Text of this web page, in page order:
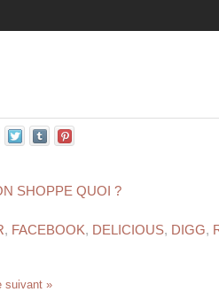
SHOPPE QUOI ?
, FACEBOOK, DELICIOUS, DIGG,
suivant »